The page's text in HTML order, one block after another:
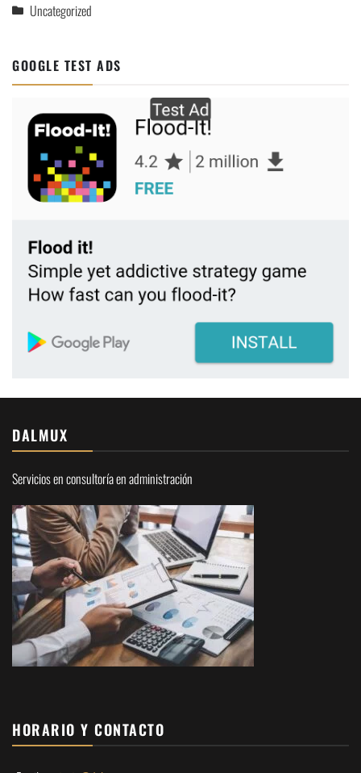
Uncategorized
GOOGLE TEST ADS
DALMUX
Servicios en consultoría en administración
HORARIO Y CONTACTO